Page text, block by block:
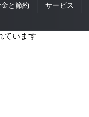
と節約 サービス
ています